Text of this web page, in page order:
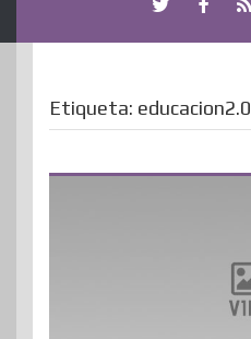
Etiqueta: educacion2.0